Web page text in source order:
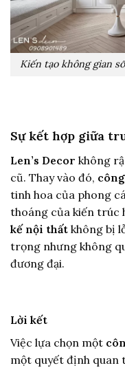
Kiến tạo không gian
Sự kết hợp giữa
Len’s Decor không
cũ. Thay vào đó,
tinh hoa của phong
thoáng của kiến trúc
kế nội thất không bị
trọng nhưng không
đương đại.
Lời kết
Việc lựa chọn một
một quyết định quan